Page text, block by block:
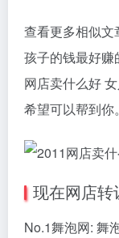
查看更多相似文
孩子的钱最好赚
网店卖什么好
希望可以帮到你。
现在网店转
No.1舞泡网: 舞